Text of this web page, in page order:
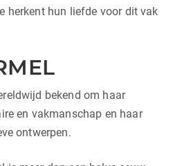
herkent hun liefde voor dit vak
bekend om haar
en vakmanschap en haar
ontwerpen.